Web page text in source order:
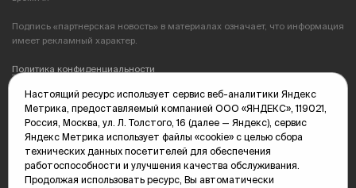
Подпись «партнерская новость» в материалах означает, что информация
имеет рекламный характер.
Политика конфиденциальности
Редакция: 625035, Тюмень, пр. Геологоразведчиков, 28А
(3452) 68-89-05
edit@vsluh.ru
Главный редактор: Панкина Т.Ю.
kika@vsluh.ru
Настоящий ресурс использует сервис веб-аналитики Яндекс
Метрика, предоставляемый компанией ООО «ЯНДЕКС», 119021,
Россия, Москва, ул. Л. Толстого, 16 (далее — Яндекс), сервис
Яндекс Метрика использует файлы «cookie» с целью сбора
технических данных посетителей для обеспечения
работоспособности и улучшения качества обслуживания.
Продолжая использовать ресурс, Вы автоматически